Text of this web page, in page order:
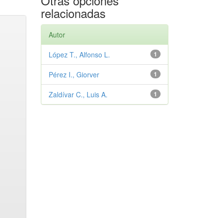
relacionadas
Autor
1
López T., Alfonso L.
1
Pérez I., Giorver
1
Zaldívar C., Luis A.